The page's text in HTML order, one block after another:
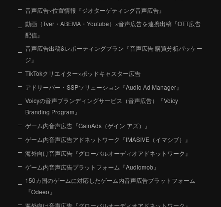
音声広告×位置情報『ジオターゲティング音声広告』
動画（Tver・ABEMA・Youtube）×音声広告を連携出稿『OTT広告
配信』
音声広告出稿&レポーティングプラン『音声広告 購買分析パッケー
ジ』
TikTokクリエイター×ポッドキャスター広告
アドサーバー・SSPソリューション『Audio Ad Manager』
Voicyの音声ブランディングサービス（音声広告）『Voicy
Branding Program』
ゲーム内音声広告『GainAds（ゲイン アズ）』
ゲーム内音声広告アドネットワーク『IMASIVE（イマシブ）』
海外向け音声広告『グローバルオーディオアドネットワーク』
ゲーム内音声広告プラットフォーム『Audiomob』
150カ国のゲームに対応したゲーム内音声広告プラットフォーム
『Odeeo』
海外向け音声広告『グローバルオーディオアドネットワーク』